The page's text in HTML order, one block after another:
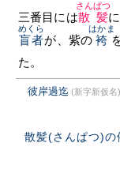
三番目には散髪
さんぱつ
盲者
めくら
が、紫の 袴
はかま
た。
彼岸過迄 (新字新仮名)
散髪(さんぱつ)の